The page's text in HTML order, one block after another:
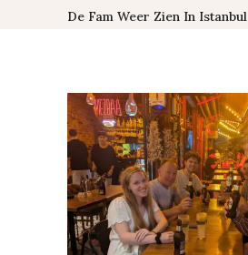
De Fam Weer Zien In Istanbul